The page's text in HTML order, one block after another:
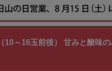
～16玉前後） 甘みと酸味